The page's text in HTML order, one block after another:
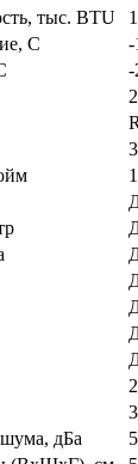
тыс. BTU
С
-
-
дБа